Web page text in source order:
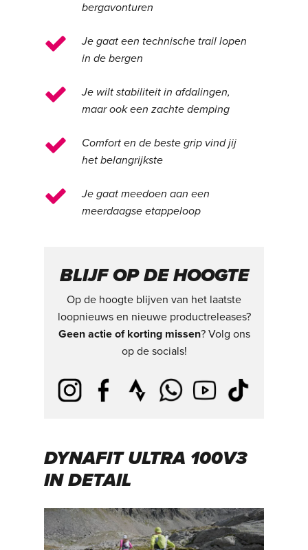
bergavonturen
Je gaat een technische trail lopen
in de bergen
Je wilt stabiliteit in afdalingen,
maar ook een zachte demping
Comfort en de beste grip vind jij
het belangrijkste
Je gaat meedoen aan een
meerdaagse etappeloop
BLIJF OP DE HOOGTE
Op de hoogte blijven van het laatste
loopnieuws en nieuwe productreleases?
Geen actie of korting missen? Volg ons
op de socials!
DYNAFIT ULTRA 100V3
IN DETAIL